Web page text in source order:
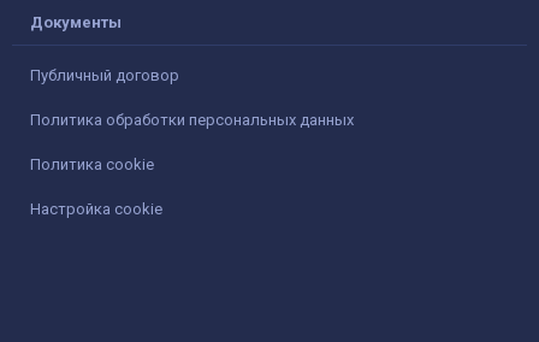
Документы
Публичный договор
Политика обработки персональных данных
Политика cookie
Настройка cookie